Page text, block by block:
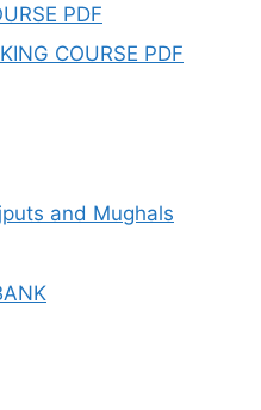
PDF
COURSE PDF
and Mughals